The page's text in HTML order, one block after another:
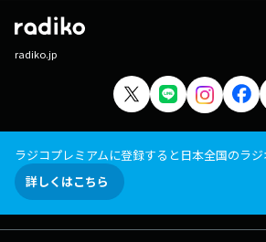
radiko.jp
ラジコプレミアムに登録すると日本全国のラ
詳しくはこちら